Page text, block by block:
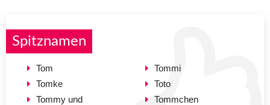
Spitznamen
Tom
Tomke
Tommy und
Tommi
Toto
Tommchen